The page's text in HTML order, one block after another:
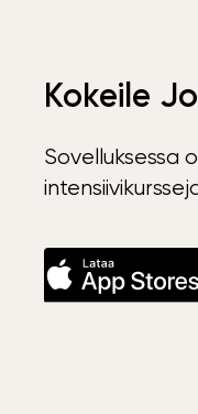
Kokeile
Sovelluksessa